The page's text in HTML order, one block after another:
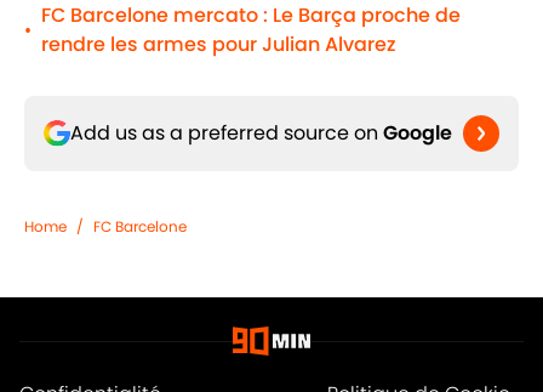
•
FC Barcelone mercato : Le Barça proche de
rendre les armes pour Julian Alvarez
Add us as a preferred source on Google
Home / FC Barcelone